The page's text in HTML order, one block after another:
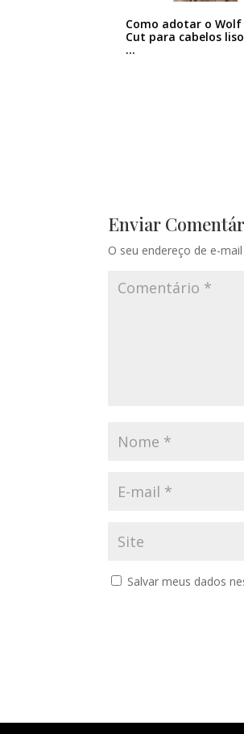
Como adotar o Wolf
Cut para cabelos
…
Enviar
O seu endereço de e-
Salvar meus dados